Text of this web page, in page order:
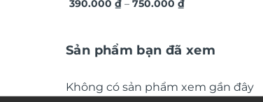
Việt Nam VN14
390.000₫ – 750.000₫Khoảng
750.000 ₫
Sản phẩm bạn đã xem
Không có sản phẩm xem gần đây